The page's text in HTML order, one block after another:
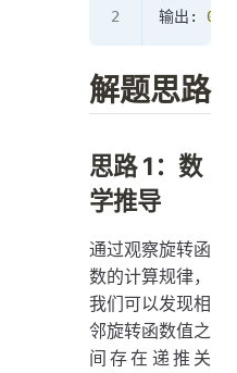
输出: 0
解题思路
思路 1：数
学推导
通过观察旋转函
数的计算规律，
我们可以发现相
邻旋转函数值之
间存在递推关